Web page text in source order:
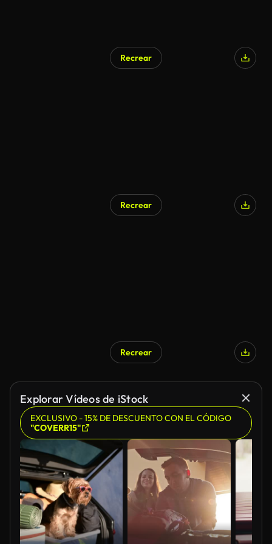
Recrear
Recrear
Recrear
Explorar Vídeos de iStock
EXCLUSIVO - 15% DE DESCUENTO CON EL CÓDIGO
"COVERR15"